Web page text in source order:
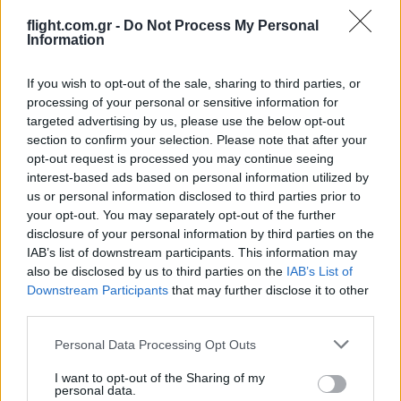
flight.com.gr - Do Not Process My Personal
Information
If you wish to opt-out of the sale, sharing to third parties, or
processing of your personal or sensitive information for
targeted advertising by us, please use the below opt-out
section to confirm your selection. Please note that after your
opt-out request is processed you may continue seeing
interest-based ads based on personal information utilized by
us or personal information disclosed to third parties prior to
your opt-out. You may separately opt-out of the further
disclosure of your personal information by third parties on the
IAB’s list of downstream participants. This information may
also be disclosed by us to third parties on the IAB’s List of
Downstream Participants that may further disclose it to other
Please note that this website/app uses one or more Google
not limited to your visit or usage behaviour. You may click to
grant or deny consent to Google and its third-party tags to
Personal Data Processing Opt Outs
I want to opt-out of the Sharing of my
personal data.
Ροή Ειδήσεων
ΣΑΝ ΣΗΜΕΡΑ – 6 Αυγούστου 1777:
Μάχη του Oriskany, μια ήττα με
ινδιάνικο εμφύλιο
COMMENTS